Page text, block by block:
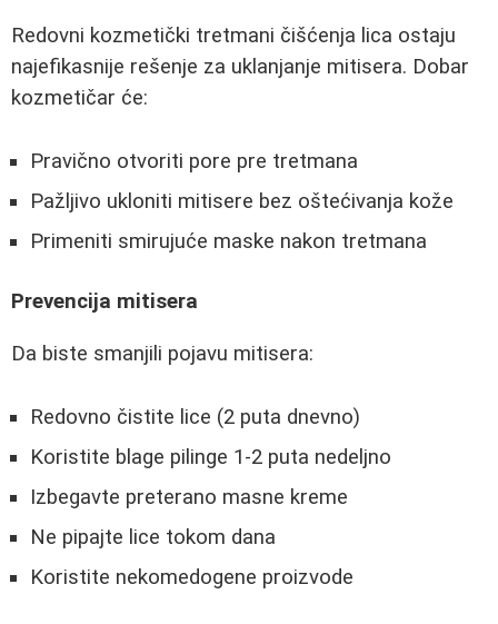
Redovni kozmetički tretmani čišćenja lica ostaju
najefikasnije rešenje za uklanjanje mitisera. Dobar
kozmetičar će:
Pravično otvoriti pore pre tretmana
Pažljivo ukloniti mitisere bez oštećivanja kože
Primeniti smirujuće maske nakon tretmana
Prevencija mitisera
Da biste smanjili pojavu mitisera:
Redovno čistite lice (2 puta dnevno)
Koristite blage pilinge 1-2 puta nedeljno
Izbegavte preterano masne kreme
Ne pipajte lice tokom dana
Koristite nekomedogene proizvode